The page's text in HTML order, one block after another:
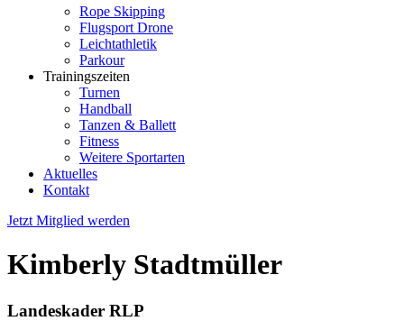
Rope Skipping
Flugsport Drone
Leichtathletik
Parkour
Trainingszeiten
Turnen
Handball
Tanzen & Ballett
Fitness
Weitere Sportarten
Aktuelles
Kontakt
Jetzt Mitglied werden
Kimberly Stadtmüller
Landeskader RLP